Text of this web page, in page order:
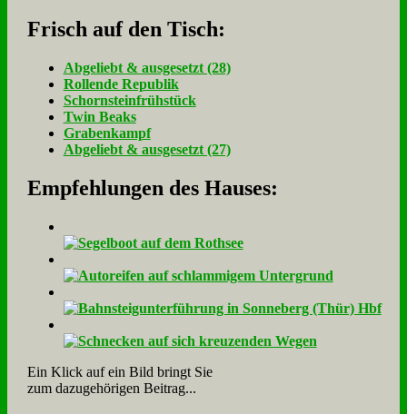
Frisch auf den Tisch:
Ab­ge­liebt & aus­ge­setzt (28)
Rol­len­de Re­pu­blik
Schorn­stein­früh­stück
Twin Beaks
Gra­ben­kampf
Ab­ge­liebt & aus­ge­setzt (27)
Empfehlungen des Hauses:
Ein Klick auf ein Bild bringt Sie
zum dazugehörigen Beitrag...